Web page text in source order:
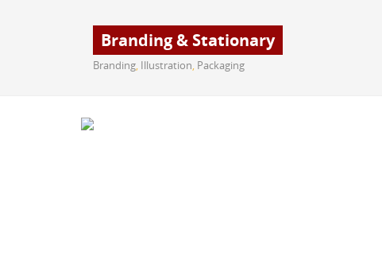
Branding & Stationary
Branding, Illustration, Packaging